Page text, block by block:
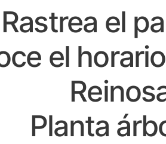
Rastrea el
el
Planta